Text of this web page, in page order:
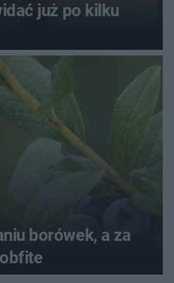
już po kilku
borówek, a za